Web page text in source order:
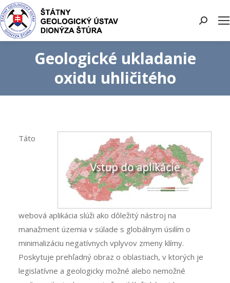
Search:
Geologické ukladanie
oxidu uhličitého
Táto
webová aplikácia slúži ako dôležitý nástroj na
manažment územia v súlade s globálnym úsilím o
minimalizáciu negatívnych vplyvov zmeny klímy.
Poskytuje prehľadný obraz o oblastiach, v ktorých je
legislatívne a geologicky možné alebo nemožné